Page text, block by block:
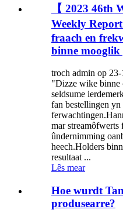
【 2023 46th
Weekly
fraach en
binne mooglik
troch admin op 23-
"Dizze wike binne
seldsume
fan bestellingen yn
mar streamôfwerts
ûndernimming
heech.Holders
resultaat ...
Lês mear
Hoe wurdt
produsearre?